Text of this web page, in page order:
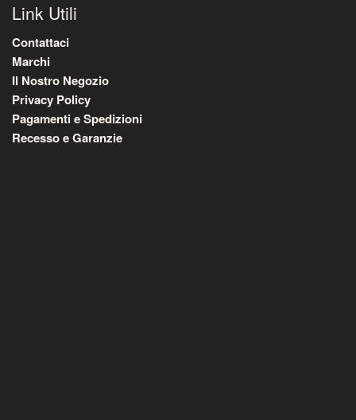
Link Utili
Contattaci
Marchi
Il Nostro Negozio
Privacy Policy
Pagamenti e Spedizioni
Recesso e Garanzie